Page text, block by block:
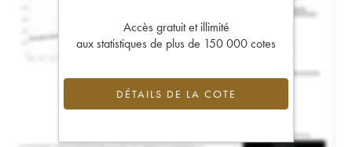
Accès gratuit et illimité
aux statistiques de plus de 150 000 cotes
DÉTAILS DE LA COTE